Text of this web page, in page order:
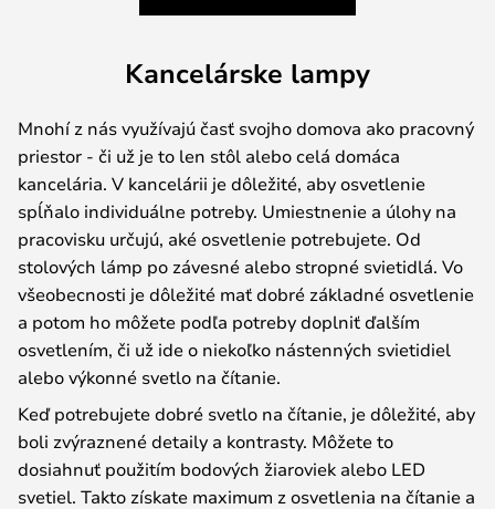
Kancelárske lampy
Mnohí z nás využívajú časť svojho domova ako pracovný
priestor - či už je to len stôl alebo celá domáca
kancelária. V kancelárii je dôležité, aby osvetlenie
spĺňalo individuálne potreby. Umiestnenie a úlohy na
pracovisku určujú, aké osvetlenie potrebujete. Od
stolových lámp po závesné alebo stropné svietidlá. Vo
všeobecnosti je dôležité mať dobré základné osvetlenie
a potom ho môžete podľa potreby doplniť ďalším
osvetlením, či už ide o niekoľko nástenných svietidiel
alebo výkonné svetlo na čítanie.
Keď potrebujete dobré svetlo na čítanie, je dôležité, aby
boli zvýraznené detaily a kontrasty. Môžete to
dosiahnuť použitím bodových žiaroviek alebo LED
svetiel. Takto získate maximum z osvetlenia na čítanie a